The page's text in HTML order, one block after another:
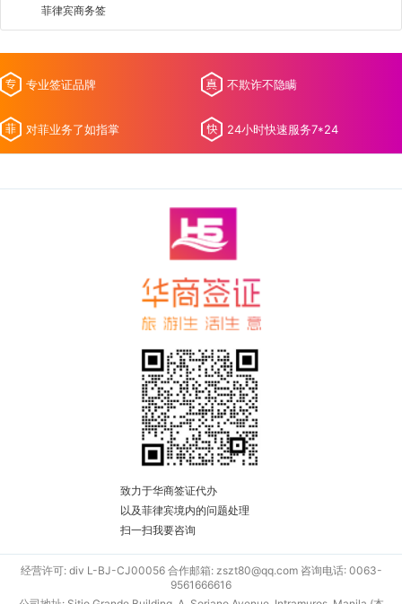
菲律宾商务签
专业签证品牌 不欺诈不隐瞒
对菲业务了如指掌 24小时快速服务7*24
致力于华商签证代办
以及菲律宾境内的问题处理
扫一扫我要咨询
经营许可: div L-BJ-CJ00056 合作邮箱: zszt80@qq.com 咨询电话: 0063-
9561666616